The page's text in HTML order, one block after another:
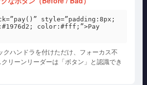
style=”padding:8px;
color:#fff;”>Pay
クハンドラを付けただけ、フォーカス不
リーンリーダーは「ボタン」と認識でき